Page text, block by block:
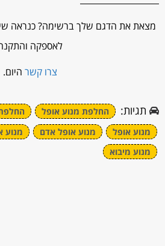
מצאת את הדגם שלך ברשימה? כנראה
לאספקה
צרו קשר היום.
תגיות: החלפת מנוע אופל
מנוע אופל
מנוע אופל אדם
מנוע
מנוע מיבוא